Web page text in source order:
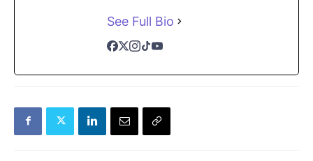
See Full Bio